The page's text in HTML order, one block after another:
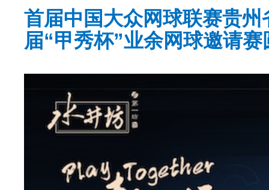
首届中国大众网球联赛贵
届“甲秀杯”业余网球邀请